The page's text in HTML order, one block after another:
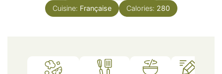
Cuisine: Française Calories: 280